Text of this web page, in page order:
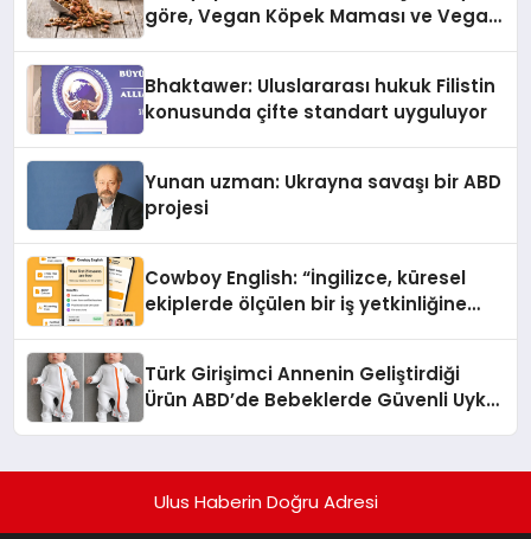
göre, Vegan Köpek Maması ve Vegan
Bhaktawer: Uluslararası hukuk Filistin
konusunda çifte standart uyguluyor
Yunan uzman: Ukrayna savaşı bir ABD
projesi
Cowboy English: “İngilizce, küresel
ekiplerde ölçülen bir iş yetkinliğine
Türk Girişimci Annenin Geliştirdiği
Ürün ABD’de Bebeklerde Güvenli Uyku
Ulus Haberin Doğru Adresi